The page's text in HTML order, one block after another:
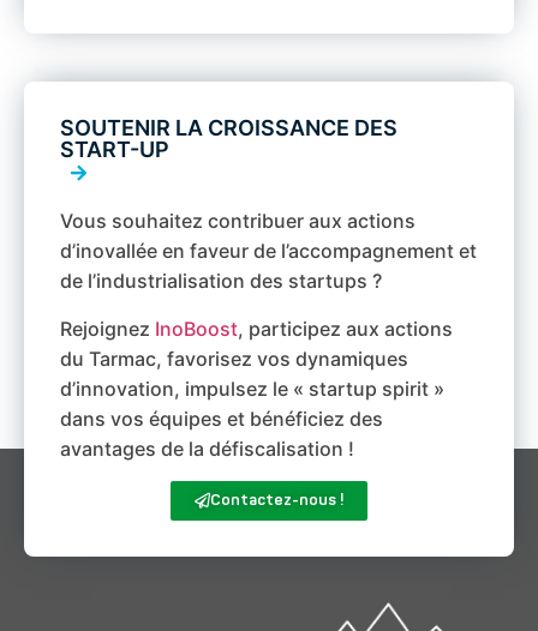
SOUTENIR LA CROISSANCE DES
START-UP
Vous souhaitez contribuer aux actions
d’inovallée en faveur de l’accompagnement et
de l’industrialisation des startups ?
Rejoignez InoBoost, participez aux actions
du Tarmac, favorisez vos dynamiques
d’innovation, impulsez le « startup spirit »
dans vos équipes et bénéficiez des
avantages de la défiscalisation !
Contactez-nous !